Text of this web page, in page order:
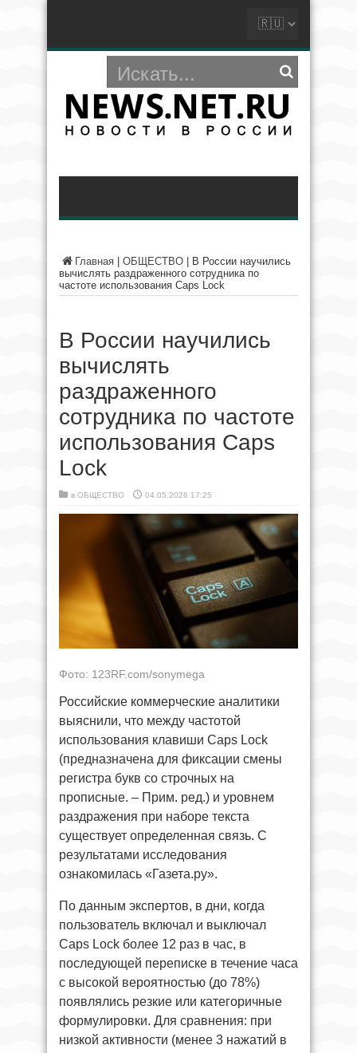
Главная ОБЩЕСТВО
В России научились
вычислять раздраженного сотрудника по
частоте использования Caps Lock
В России научились
вычислять
раздраженного
сотрудника по частоте
использования Caps
Lock
в ОБЩЕСТВО 04.05.2026 17:25
Фото: 123RF.com/sonymega
Российские коммерческие аналитики
выяснили, что между частотой
использования клавиши Caps Lock
(предназначена для фиксации смены
регистра букв со строчных на
прописные. – Прим. ред.) и уровнем
раздражения при наборе текста
существует определенная связь. С
результатами исследования
ознакомилась «Газета.ру».
По данным экспертов, в дни, когда
пользователь включал и выключал
Caps Lock более 12 раз в час, в
последующей переписке в течение часа
с высокой вероятностью (до 78%)
появлялись резкие или категоричные
формулировки. Для сравнения: при
низкой активности (менее 3 нажатий в